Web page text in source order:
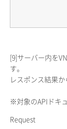
[9]サーバー内を
す。
レスポンス結果か
※対象のAPIドキ
Request